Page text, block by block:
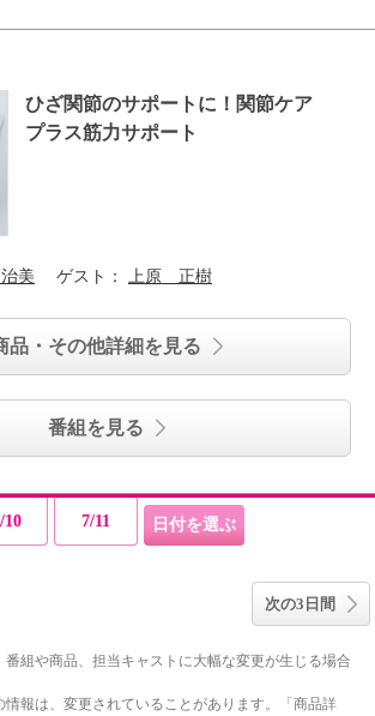
ひざ関節のサポートに！関節ケア
プラス筋力サポート
美 ゲスト： 上原 正樹
品・その他詳細を見る
番組を見る
10 7/11
次の3日間
番組や商品、担当キャストに大幅な変更が生じる場合
情報は、変更されていることがあります。「商品詳